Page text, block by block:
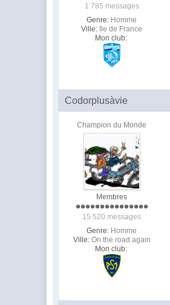
1 785 messages
Genre: Homme
Ville:
Ile de France
Mon club:
Codorplusàvie
Champion du Monde
Membres
15 520 messages
Genre: Homme
Ville: On the road again
Mon club: